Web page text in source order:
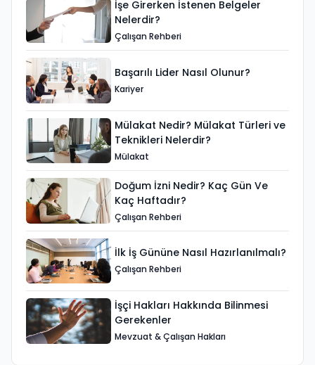
İşe Girerken İstenen Belgeler
Nelerdir?
Çalışan Rehberi
Başarılı Lider Nasıl Olunur?
Kariyer
Mülakat Nedir? Mülakat Türleri ve
Teknikleri Nelerdir?
Mülakat
Doğum İzni Nedir? Kaç Gün Ve
Kaç Haftadır?
Çalışan Rehberi
İlk İş Gününe Nasıl Hazırlanılmalı?
Çalışan Rehberi
İşçi Hakları Hakkında Bilinmesi
Gerekenler
Mevzuat & Çalışan Hakları